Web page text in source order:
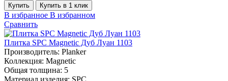
Купить Купить в 1 клик
В избранное В избранном
Сравнить
Плитка SPC Magnetic Дуб Луан 1103
Производитель: Planker
Коллекция: Magnetic
Общая толщина: 5
Материал изделия: SPC